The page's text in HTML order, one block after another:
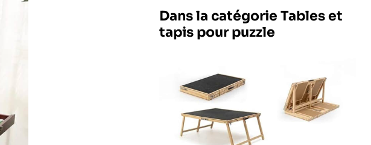
Dans la catégorie Tables et
tapis pour puzzle